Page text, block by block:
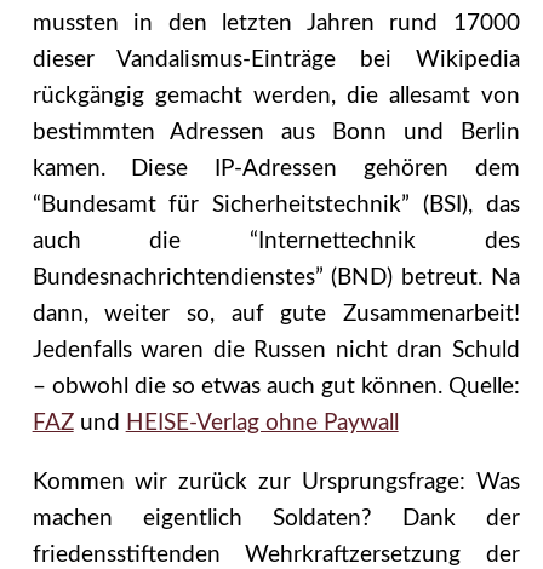
mussten in den letzten Jahren rund 17000
dieser Vandalismus-Einträge bei Wikipedia
rückgängig gemacht werden, die allesamt von
bestimmten Adressen aus Bonn und Berlin
kamen. Diese IP-Adressen gehören dem
“Bundesamt für Sicherheitstechnik” (BSI), das
auch die “Internettechnik des
Bundesnachrichtendienstes” (BND) betreut. Na
dann, weiter so, auf gute Zusammenarbeit!
Jedenfalls waren die Russen nicht dran Schuld
– obwohl die so etwas auch gut können. Quelle:
FAZund HEISE-Verlag ohne Paywall
Kommen wir zurück zur Ursprungsfrage: Was
machen eigentlich Soldaten? Dank der
friedensstiftenden Wehrkraftzersetzung der